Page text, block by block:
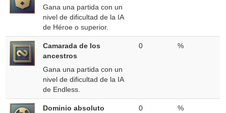
Gana una partida con un
nivel de dificultad de la IA
de Héroe o superior.
Camarada de los
ancestros
Gana una partida con un
nivel de dificultad de la IA
de Endless.
0 %
Dominio absoluto
0 %